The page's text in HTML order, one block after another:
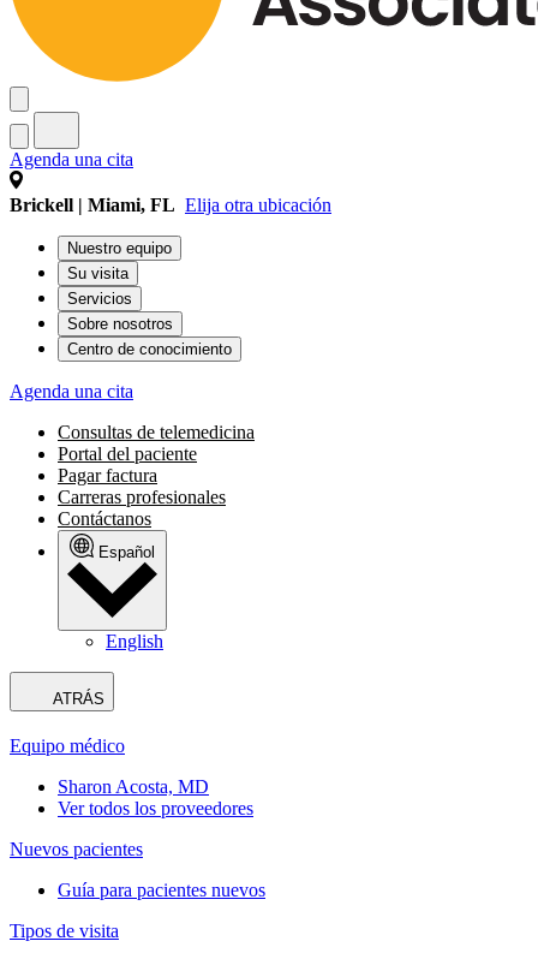
Agenda una cita
Brickell | Miami, FL Elija otra ubicación
Nuestro equipo
Su visita
Servicios
Sobre nosotros
Centro de conocimiento
Agenda una cita
Consultas de telemedicina
Portal del paciente
Pagar factura
Carreras profesionales
Contáctanos
Español
English
ATRÁS
Equipo médico
Sharon Acosta, MD
Ver todos los proveedores
Nuevos pacientes
Guía para pacientes nuevos
Tipos de visita